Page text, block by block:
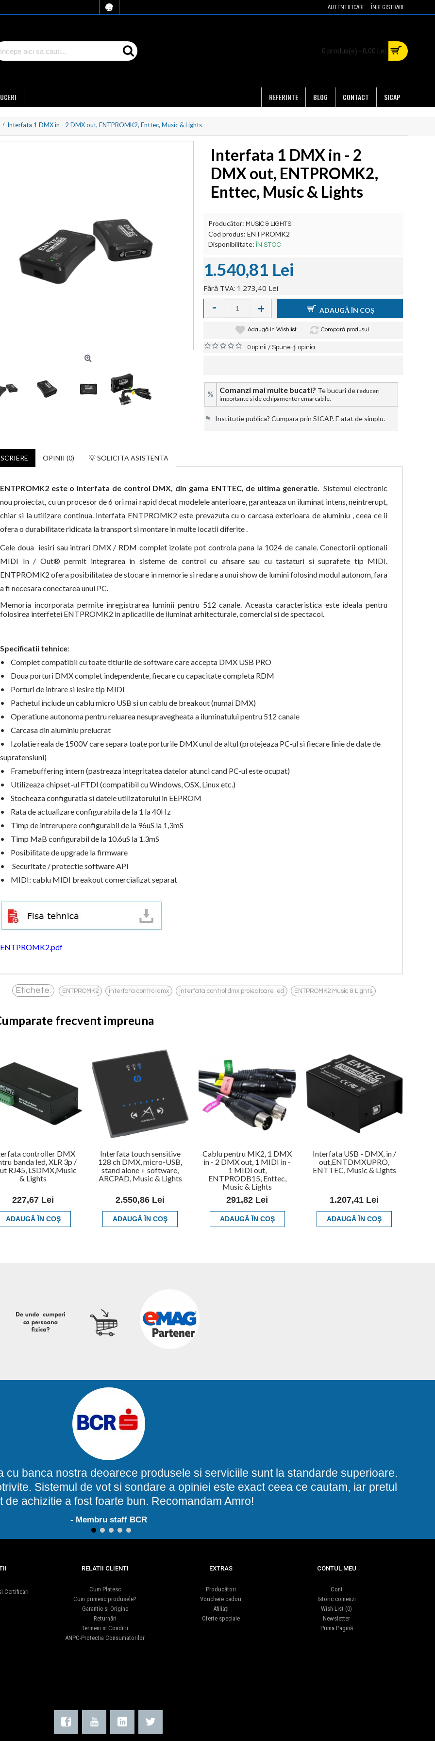
Lei AUTENTIFICARE ÎNREGISTRARE
0 produs(e) - 0,00 Lei
SICAP
CONTACT
BLOG
REFERINTE
Interfata 1 DMX in - 2 DMX out, ENTPROMK2, Enttec, Music & Lights
Interfata 1 DMX in - 2
DMX out, ENTPROMK2,
Enttec, Music & Lights
Producător: MUSIC & LIGHTS
Cod produs: ENTPROMK2
Disponibilitate: ÎN STOC
1.540,81 Lei
Fără TVA: 1.273,40 Lei
- + ADAUGĂ ÎN COŞ
Adaugă in Wishlist Compară produsul
0 opinii /Spune-ţi opinia
% Comanzi mai multe bucati? Te bucuri de reduceri
importante si de echipamente remarcabile.
⚑ Institutie publica? Cumpara prin SICAP. E atat de simplu.
OPINII (0) 💡 SOLICITA ASISTENTA
ENTPROMK2 este o interfata de control DMX, din gama ENTTEC, de ultima generatie. Sistemul electronic
nou proiectat, cu un procesor de 6 ori mai rapid decat modelele anterioare, garanteaza un iluminat intens, neintrerupt,
chiar si la utilizare continua. Interfata ENTPROMK2 este prevazuta cu o carcasa exterioara de aluminiu , ceea ce ii
ofera o durabilitate ridicata la transport si montare in multe locatii diferite .
Cele doua iesiri sau intrari DMX / RDM complet izolate pot controla pana la 1024 de canale. Conectorii optionali
MIDI In / Out® permit integrarea in sisteme de control cu afisare sau cu tastaturi si suprafete tip MIDI.
ENTPROMK2 ofera posibilitatea de stocare in memorie si redare a unui show de lumini folosind modul autonom, fara
a fi necesara conectarea unui PC.
Memoria incorporata permite inregistrarea luminii pentru 512 canale. Aceasta caracteristica este ideala pentru
folosirea interfetei ENTPROMK2 in aplicatiile de iluminat arhitecturale, comercial si de spectacol.
Specificatii tehnice:
• Complet compatibil cu toate titlurile de software care accepta DMX USB PRO
• Doua porturi DMX complet independente, fiecare cu capacitate completa RDM
• Porturi de intrare si iesire tip MIDI
• Pachetul include un cablu micro USB si un cablu de breakout (numai DMX)
• Operatiune autonoma pentru reluarea nesupravegheata a iluminatului pentru 512 canale
• Carcasa din aluminiu prelucrat
• Izolatie reala de 1500V care separa toate porturile DMX unul de altul (protejeaza PC-ul si fiecare linie de date de
supratensiuni)
• Framebuffering intern (pastreaza integritatea datelor atunci cand PC-ul este ocupat)
• Utilizeaza chipset-ul FTDI (compatibil cu Windows, OSX, Linux etc.)
• Stocheaza configuratia si datele utilizatorului in EEPROM
• Rata de actualizare configurabila de la 1 la 40Hz
• Timp de intrerupere configurabil de la 96uS la 1,3mS
• Timp MaB configurabil de la 10.6uS la 1.3mS
• Posibilitate de upgrade la firmware
• Securitate / protectie software API
• MIDI: cablu MIDI breakout comercializat separat
ENTPROMK2.pdf
Etichete: ENTPROMK2 , interfata control dmx , interfata control dmx proiectoare led , ENTPROMK2 Music & Lights
frecvent impreuna
controller DMX
banda led, XLR 3p /
RJ45, LSDMX,Music
& Lights
227,67 Lei
ADAUGĂ ÎN COŞ
Interfata touch sensitive
128 ch DMX, micro-USB,
stand alone + software,
ARCPAD, Music & Lights
2.550,86 Lei
ADAUGĂ ÎN COŞ
Cablu pentru MK2, 1 DMX
in - 2 DMX out, 1 MIDI in -
1 MIDI out,
ENTPRODB15, Enttec,
Music & Lights
291,82 Lei
ADAUGĂ ÎN COŞ
Interfata USB - DMX, in /
out,ENTDMXUPRO,
ENTTEC, Music & Lights
1.207,41 Lei
ADAUGĂ ÎN COŞ
cu banca nostra deoarece produsele si serviciile sunt la standarde superioare.
Sistemul de vot si sondare a opiniei este exact ceea ce cautam, iar pretul
de achizitie a fost foarte bun. Recomandam Amro!
- Membru staff BCR
1 2 3 4 5
Certificari
RELATII CLIENTI
Cum Platesc
Cum primesc produsele?
Garantie si Origine
Returnări
Termeni si Conditii
ANPC-Protectia Consumatorilor
EXTRAS
Producători
Vouchere cadou
Afiliaţi
Oferte speciale
CONTUL MEU
Cont
Istoric comenzi
Wish List (0)
Newsletter
Prima Pagină